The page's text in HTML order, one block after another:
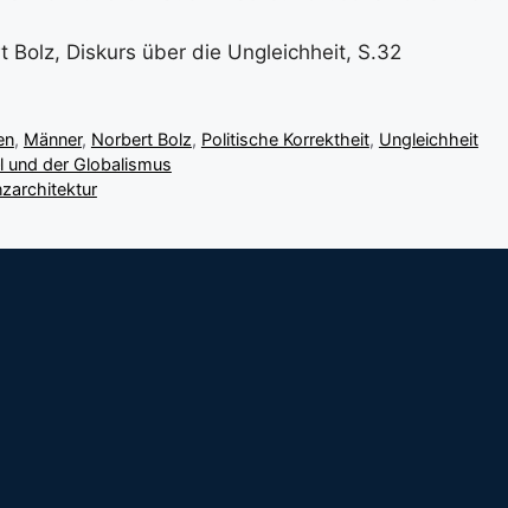
Bolz, Diskurs über die Ungleichheit, S.32
, Männer, Norbert Bolz, Politische Korrektheit, Ungleichheit
und der Globalismus